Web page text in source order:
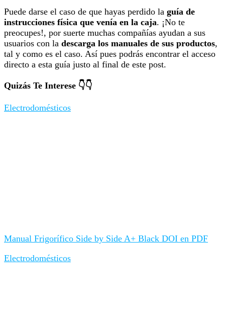
Puede darse el caso de que hayas perdido la guía de
instrucciones física que venía en la caja. ¡No te
preocupes!, por suerte muchas compañías ayudan a sus
usuarios con la descarga los manuales de sus productos,
tal y como es el caso. Así pues podrás encontrar el acceso
directo a esta guía justo al final de este post.
Quizás Te Interese 👇👇
Electrodomésticos
Manual Frigorífico Side by Side A+ Black DOI en PDF
Electrodomésticos